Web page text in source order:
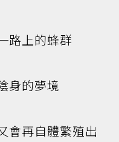
路上的蜂群
身的夢境
會再自體繁殖出